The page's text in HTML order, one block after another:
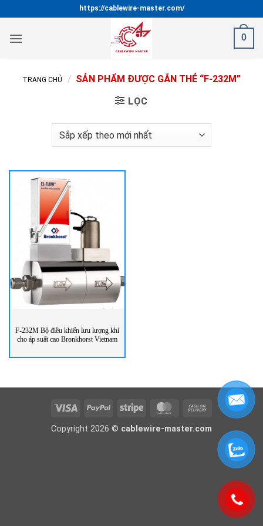
qua
nội
https://cablewire-master.com/
0
TRANG CHỦ / SẢN PHẨM ĐƯỢC GẮN THẺ “F-232M”
LỌC
F-232M Bộ điều khiển lưu lượng khí
cho áp suất cao Bronkhorst Vietnam
Visa PayPal Stripe MasterCardCash
Delivery
Copyright 2026 © cablewire-master.com